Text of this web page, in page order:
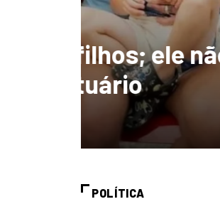
Ciclone-
de 130
Redação 7 de
POLÍTICA